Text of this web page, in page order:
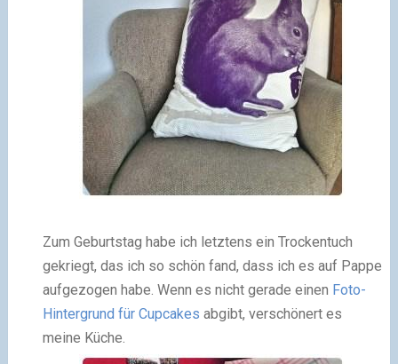
Zum Geburtstag habe ich letztens ein Trockentuch
gekriegt, das ich so schön fand, dass ich es auf Pappe
aufgezogen habe. Wenn es nicht gerade einen Foto-
Hintergrund für Cupcakes abgibt, verschönert es
meine Küche.